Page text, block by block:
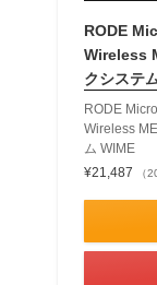
RODE
Wireless
クシステ
RODE
Wireless
ム WIME
¥21,487
（